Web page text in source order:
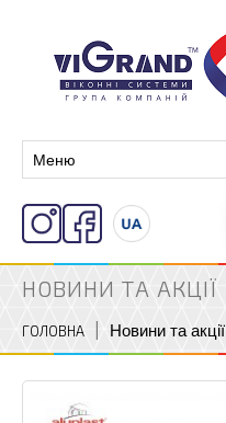
НОВИНИ ТА АКЦІЇ
ГОЛОВНА Новини та акції